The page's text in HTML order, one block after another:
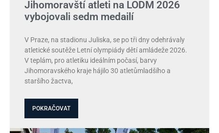
Jihomoravští atleti na LODM 2026
vybojovali sedm medailí
V Praze, na stadionu Juliska, se po tři dny odehrávaly
atletické soutěže Letní olympiády dětí amládeže 2026.
V teplám, pro atletiku ideálním počasí, barvy
Jihomoravského kraje hájilo 30 atletůmladšího a
staršího žactva,
POKRAČOVAT